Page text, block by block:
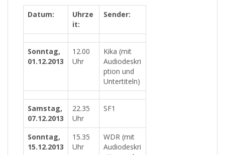
Datum:
Uhrze
it:
Sender:
Sonntag,
01.12.2013
12.00
Uhr
Kika (mit
Audiodeskri
ption und
Untertiteln)
Samstag,
07.12.2013
22.35
Uhr
SF1
Sonntag,
15.12.2013
15.35
Uhr
WDR (mit
Audiodeskri